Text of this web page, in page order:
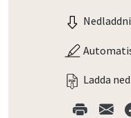
Ladda ned